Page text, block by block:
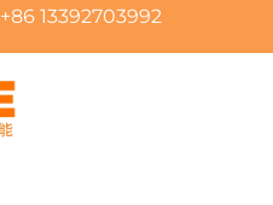
+86 13392703992